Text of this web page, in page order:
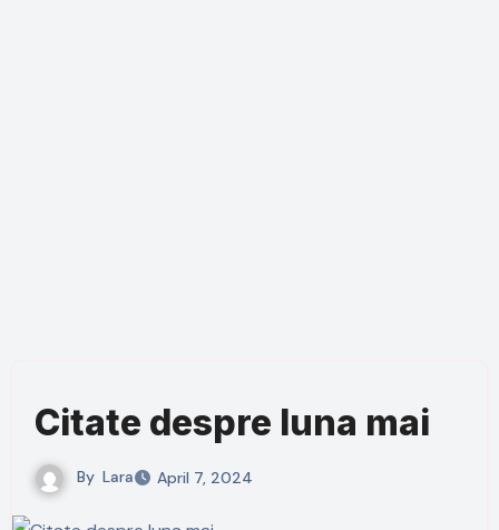
Citate despre luna mai
By Lara April 7, 2024